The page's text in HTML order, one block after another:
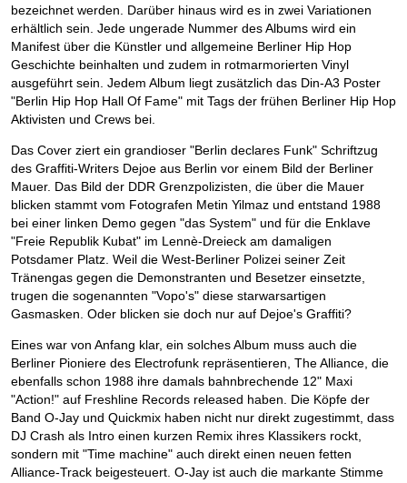
bezeichnet werden. Darüber hinaus wird es in zwei Variationen
erhältlich sein. Jede ungerade Nummer des Albums wird ein
Manifest über die Künstler und allgemeine Berliner Hip Hop
Geschichte beinhalten und zudem in rotmarmorierten Vinyl
ausgeführt sein. Jedem Album liegt zusätzlich das Din-A3 Poster
"Berlin Hip Hop Hall Of Fame" mit Tags der frühen Berliner Hip Hop
Aktivisten und Crews bei.
Das Cover ziert ein grandioser "Berlin declares Funk" Schriftzug
des Graffiti-Writers Dejoe aus Berlin vor einem Bild der Berliner
Mauer. Das Bild der DDR Grenzpolizisten, die über die Mauer
blicken stammt vom Fotografen Metin Yilmaz und entstand 1988
bei einer linken Demo gegen "das System" und für die Enklave
"Freie Republik Kubat" im Lennè-Dreieck am damaligen
Potsdamer Platz. Weil die West-Berliner Polizei seiner Zeit
Tränengas gegen die Demonstranten und Besetzer einsetzte,
trugen die sogenannten "Vopo's" diese starwarsartigen
Gasmasken. Oder blicken sie doch nur auf Dejoe's Graffiti?
Eines war von Anfang klar, ein solches Album muss auch die
Berliner Pioniere des Electrofunk repräsentieren, The Alliance, die
ebenfalls schon 1988 ihre damals bahnbrechende 12" Maxi
"Action!" auf Freshline Records released haben. Die Köpfe der
Band O-Jay und Quickmix haben nicht nur direkt zugestimmt, dass
DJ Crash als Intro einen kurzen Remix ihres Klassikers rockt,
sondern mit "Time machine" auch direkt einen neuen fetten
Alliance-Track beigesteuert. O-Jay ist auch die markante Stimme